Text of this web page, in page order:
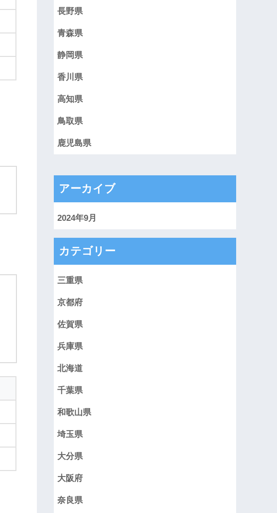
長野県
青森県
静岡県
香川県
高知県
鳥取県
鹿児島県
アーカイブ
2024年9月
カテゴリー
三重県
京都府
佐賀県
兵庫県
北海道
千葉県
和歌山県
埼玉県
大分県
大阪府
奈良県